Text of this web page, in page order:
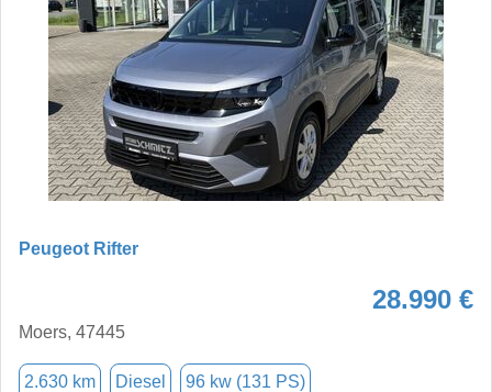
Peugeot Rifter
28.990 €
Moers, 47445
2.630 km Diesel 96 kw (131 PS)